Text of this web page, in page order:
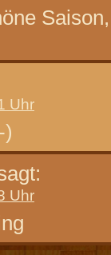
Saison,
Uhr
)
Uhr